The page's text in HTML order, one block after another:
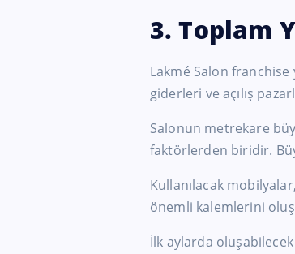
3. Toplam
Lakmé Salon
giderleri ve açılış
Salonun metrekare
faktörlerden biridir.
Kullanılacak
önemli kalemlerini
İlk aylarda